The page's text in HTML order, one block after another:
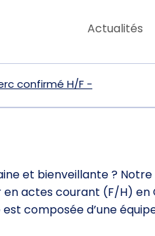
Actualités
confirmé H/F -
et bienveillante ? Notre
actes courant (F/H)
composée d’une